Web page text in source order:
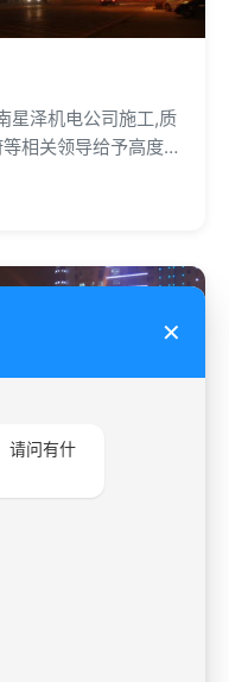
星泽机电公司施工,质
相关领导给予高度评
城所在地--星沙，毗
面积11万平方米，
超大屏幕电视墙，
✕
请问有什